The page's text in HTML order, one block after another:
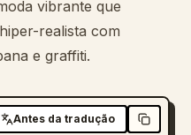
vibrante que
realista com
e graffiti.
Antes da tradução